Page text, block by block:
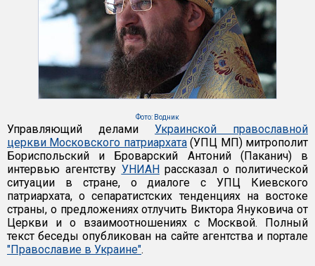
Фото: Водник
Управляющий делами Украинской православной
церкви Московского патриархата(УПЦ МП) митрополит
Бориспольский и Броварский Антоний (Паканич) в
интервью агентству УНИАНрассказал о политической
ситуации в стране, о диалоге с УПЦ Киевского
патриархата, о сепаратистских тенденциях на востоке
страны, о предложениях отлучить Виктора Януковича от
Церкви и о взаимоотношениях с Москвой. Полный
текст беседы опубликован на сайте агентства и портале
"Православие в Украине".